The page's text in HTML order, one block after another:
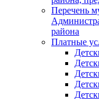
Перечень
района
Платные